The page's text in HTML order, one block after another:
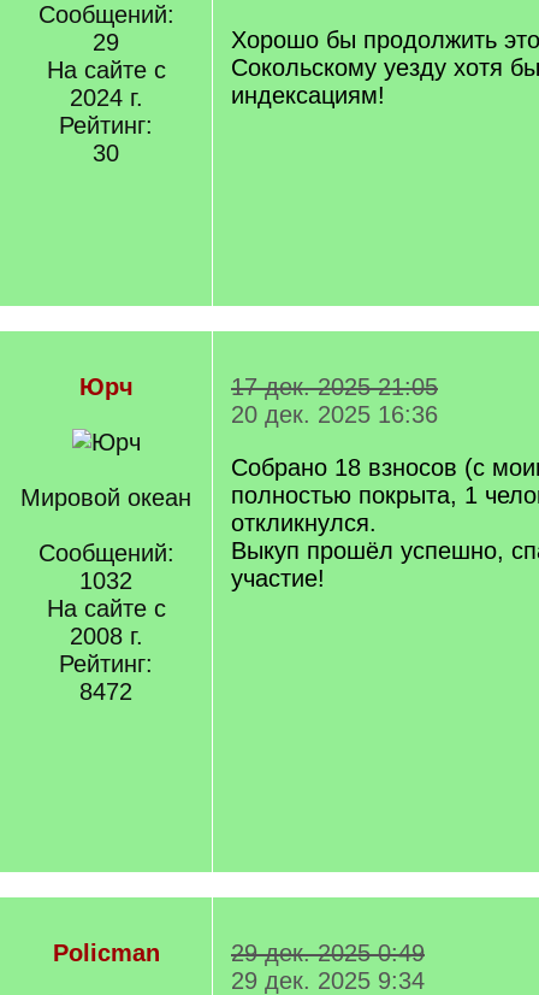
Сообщений:
29
На сайте с
2024 г.
Рейтинг:
30
Хорошо бы продолжить
Сокольскому уезду хотя
индексациям!
Юрч
Мировой океан
Сообщений:
1032
На сайте с
2008 г.
Рейтинг:
8472
17 дек. 2025 21:05
20 дек. 2025 16:36
Собрано 18 взносов (с
полностью покрыта, 1
откликнулся.
Выкуп прошёл успешно,
участие!
Policman
29 дек. 2025 0:49
29 дек. 2025 9:34